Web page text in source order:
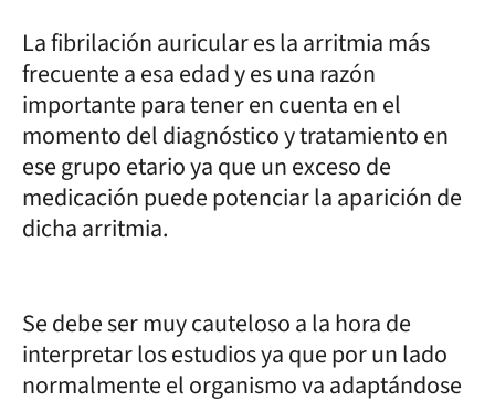
La fibrilación auricular es la arritmia más
frecuente a esa edad y es una razón
importante para tener en cuenta en el
momento del diagnóstico y tratamiento en
ese grupo etario ya que un exceso de
medicación puede potenciar la aparición de
dicha arritmia.
Se debe ser muy cauteloso a la hora de
interpretar los estudios ya que por un lado
normalmente el organismo va adaptándose